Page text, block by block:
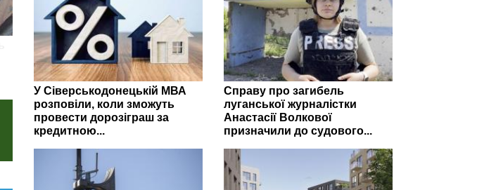
У Сіверськодонецькій МВА
розповіли, коли зможуть
провести дорозіграш за
кредитною...
Справу про загибель
луганської журналістки
Анастасії Волкової
призначили до судового...